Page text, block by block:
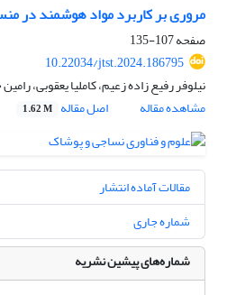
مروری بر کاربرد مواد هوشمند در
صفحه107-135
10.22034/jtst.2024.186795
نیلوفر رفیع زاده زعیم، کاملیا یعقوبی،
مشاهده مقاله
اصل مقاله 1.62 M
مقالات آماده انتشار
شماره جاری
شماره‌های پیشین نشریه